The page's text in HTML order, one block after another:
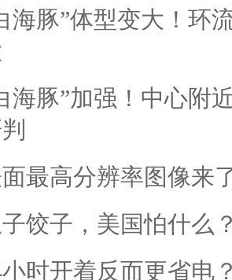
海豚”体型变大！环
海豚”加强！中心附
最高分辨率图像来
饺子，美国怕什么
时开着反而更省电